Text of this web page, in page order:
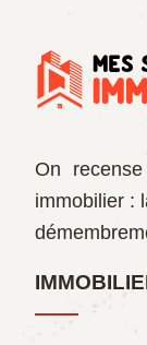
On
immobilier :